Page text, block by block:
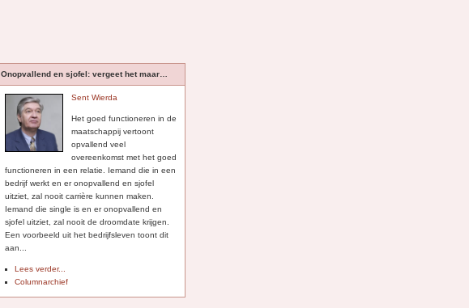
Onopvallend en sjofel: vergeet het maar…
Sent Wierda
Het goed functioneren in de
maatschappij vertoont
opvallend veel
overeenkomst met het goed
functioneren in een relatie. Iemand die in een
bedrijf werkt en er onopvallend en sjofel
uitziet, zal nooit carrière kunnen maken.
Iemand die single is en er onopvallend en
sjofel uitziet, zal nooit de droomdate krijgen.
Een voorbeeld uit het bedrijfsleven toont dit
aan...
Lees verder...
Columnarchief